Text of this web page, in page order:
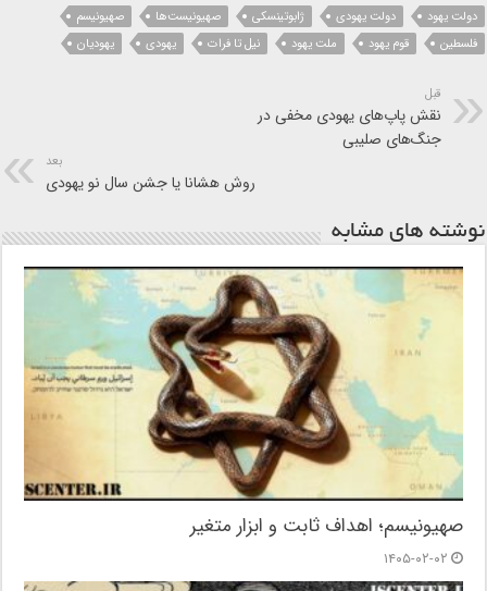
دولت یهود دولت یهودی ژابوتینسکی صهیونیست‌ها
صهیونیسم
فلسطین
قوم یهود ملت یهود نیل تا فرات یهودی یهودیان
قبل
نقش پاپ‌های یهودی مخفی در
جنگ‌های صلیبی
بعد
روش هشانا یا جشن سال نو یهودی
نوشته های مشابه
صهیونیسم؛ اهداف ثابت و ابزار متغیر
۱۴۰۵-۰۲-۰۲